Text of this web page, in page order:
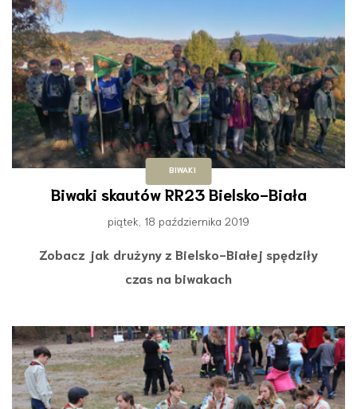
BIWAKI
Biwaki skautów RR23 Bielsko-Biała
piątek, 18 października 2019
Zobacz jak drużyny z Bielsko-Białej spędziły
czas na biwakach